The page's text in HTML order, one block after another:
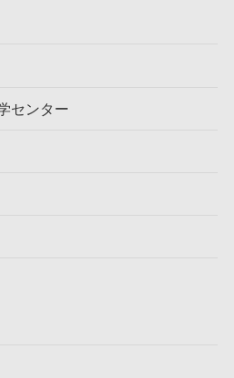
センター